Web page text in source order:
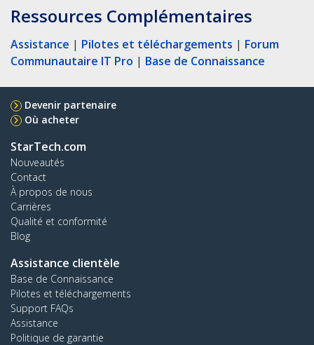
Ressources Complémentaires
Assistance | Pilotes et téléchargements | Forum
Communautaire IT Pro | Base de Connaissance
Devenir partenaire
Où acheter
StarTech.com
Nouveautés
Contact
À propos de nous
Carrières
Qualité et conformité
Blog
Assistance clientèle
Base de Connaissance
Pilotes et téléchargements
Support FAQs
Assistance
Politique de garantie